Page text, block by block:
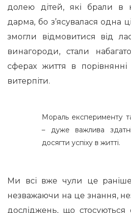
долею дітей, які брали в
дарма, бо з’ясувалася одна
змогли відмовитися від
винагороди, стали
сферах життя в
витерпіти.
Мораль експерименту
– дуже важлива
досягти успіху в житті.
Ми всі вже чули це
незважаючи на це знання,
досліджень, що стосуються